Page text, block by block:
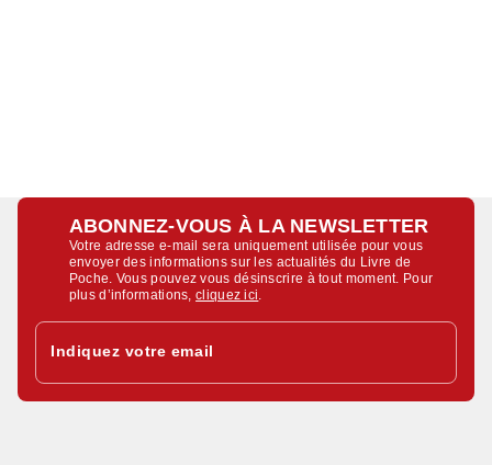
ABONNEZ-VOUS À LA NEWSLETTER
Votre adresse e-mail sera uniquement utilisée pour vous
envoyer des informations sur les actualités du Livre de
Poche. Vous pouvez vous désinscrire à tout moment. Pour
plus d’informations,cliquez ici
Indiquez votre email